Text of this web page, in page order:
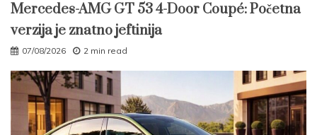
Mercedes-AMG GT 53 4-Door Coupé: Početna
verzija je znatno jeftinija
07/08/2026 2 min read